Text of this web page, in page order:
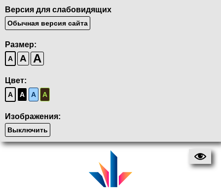
Версия для слабовидящих
Обычная версия сайта
Размер:
A A A
Цвет:
A A A A
Изображения:
Выключить